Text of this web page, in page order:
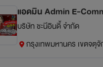
แอดมิน Admin E-
บริษัท ชะนีอินดี้ จำกัด
กรุงเทพมหานคร เขตจตุจั